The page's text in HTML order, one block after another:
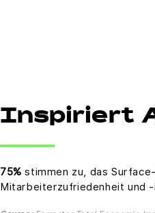
Inspiriert
75% stimmen zu, das
Mitarbeiterzufriedenheit und